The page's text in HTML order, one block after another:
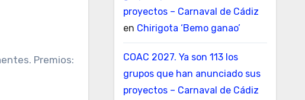
Premios:
proyectos – Carnaval de Cádiz
en Chirigota ‘Bemo ganao’
COAC 2027. Ya son 113 los
grupos que han anunciado sus
proyectos – Carnaval de Cádiz